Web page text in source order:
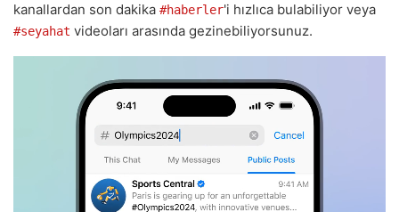
kanallardan son dakika #haberler'i hızlıca bulabiliyor veya
#seyahat videoları arasında gezinebiliyorsunuz.